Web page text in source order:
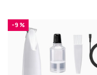
-9 %